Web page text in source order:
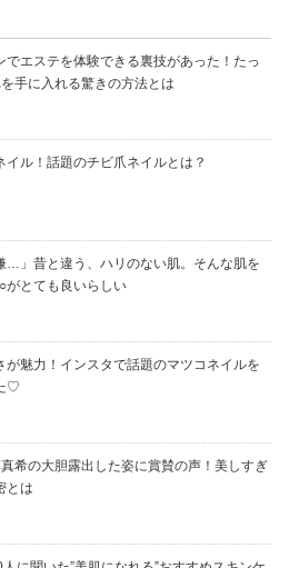
でエステを体験できる裏技があった！たっ
手に入れる驚きの方法とは
イル！話題のチビ爪ネイルとは？
…」昔と違う、ハリのない肌。そんな肌を
がとても良いらしい
が魅力！インスタで話題のマツコネイルを
♡
希の大胆露出した姿に賞賛の声！美しすぎ
とは